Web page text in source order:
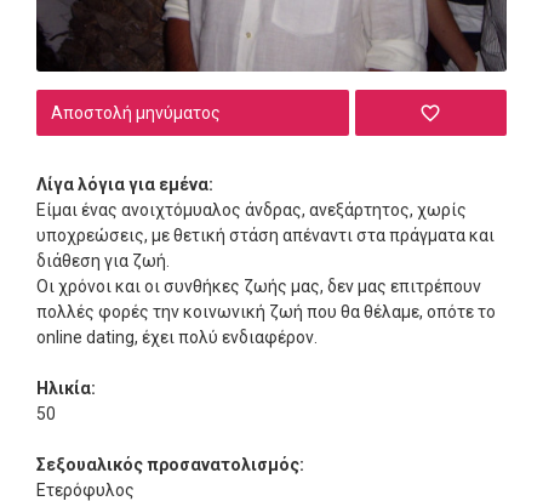
Αποστολή μηνύματος
Λίγα λόγια για εμένα:
Είμαι ένας ανοιχτόμυαλος άνδρας, ανεξάρτητος, χωρίς
υποχρεώσεις, με θετική στάση απέναντι στα πράγματα και
διάθεση για ζωή.
Οι χρόνοι και οι συνθήκες ζωής μας, δεν μας επιτρέπουν
πολλές φορές την κοινωνική ζωή που θα θέλαμε, οπότε το
online dating, έχει πολύ ενδιαφέρον.
Ηλικία:
50
Σεξουαλικός προσανατολισμός:
Ετερόφυλος